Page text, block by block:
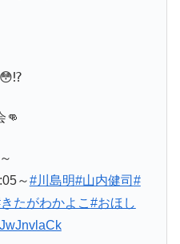
👊
～#川島明#山内健司 #
たがわかよこ #おほし